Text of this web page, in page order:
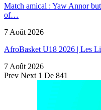
Match amical : Yaw Annor
of…
7 Août 2026
AfroBasket U18 2026 | Les
7 Août 2026
Prev Next 1 De 841